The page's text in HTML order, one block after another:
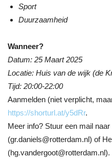
Sport
Duurzaamheid
Wanneer?
Datum: 25 Maart 2025
Locatie: Huis van de wijk (de
Tijd: 20:00-22:00
Aanmelden (niet verplicht,
https://shorturl.at/y5dRr.
Meer info? Stuur een mail
(gr.daniels@rotterdam.nl) of
(hg.vandergoot@rotterdam.nl).